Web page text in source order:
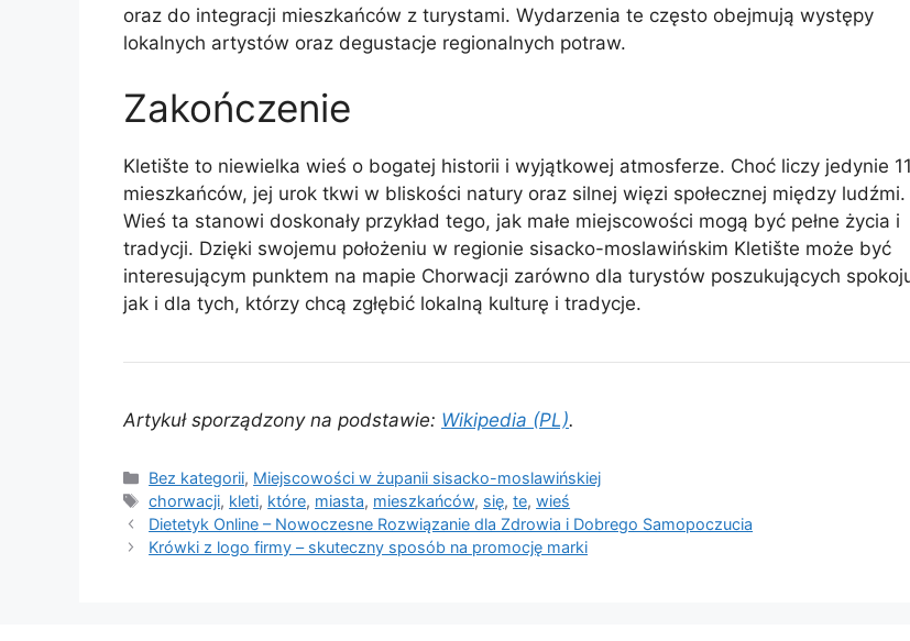
oraz do integracji mieszkańców z turystami. Wydarzenia te często obejmują występy
lokalnych artystów oraz degustacje regionalnych potraw.
Zakończenie
Kletište to niewielka wieś o bogatej historii i wyjątkowej atmosferze. Choć liczy jedynie
mieszkańców, jej urok tkwi w bliskości natury oraz silnej więzi społecznej między ludźmi.
Wieś ta stanowi doskonały przykład tego, jak małe miejscowości mogą być pełne życia i
tradycji. Dzięki swojemu położeniu w regionie sisacko-moslawińskim Kletište może być
interesującym punktem na mapie Chorwacji zarówno dla turystów poszukujących
jak i dla tych, którzy chcą zgłębić lokalną kulturę i tradycje.
Artykuł sporządzony na podstawie: Wikipedia (PL).
Kategorie
Bez kategorii, Miejscowości w żupanii sisacko-moslawińskiej
Tagi
chorwacji, kleti, które, miasta, mieszkańców, się,te,wieś
Dietetyk Online – Nowoczesne Rozwiązanie dla Zdrowia i Dobrego Samopoczucia
Krówki z logo firmy – skuteczny sposób na promocję marki